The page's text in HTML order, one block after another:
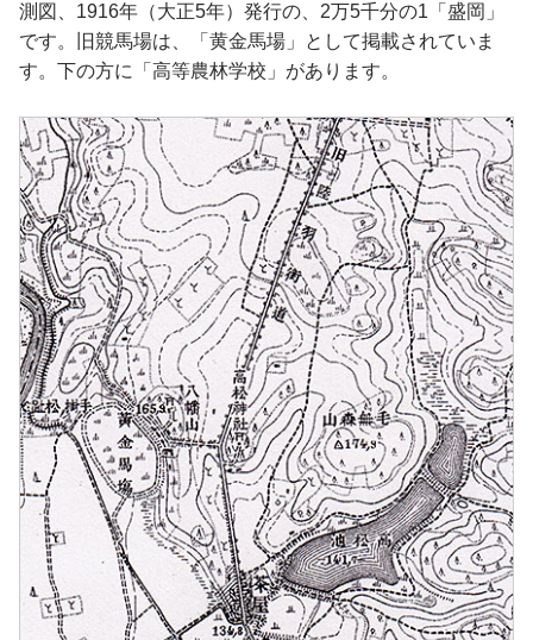
測図、1916年（大正5年）発行の、2万5千分の1「盛岡」
です。旧競馬場は、「黄金馬場」として掲載されていま
す。下の方に「高等農林学校」があります。